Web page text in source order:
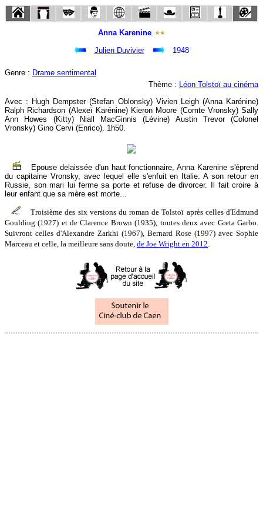
Anna Karenine
Julien Duvivier
1948
Genre : Drame sentimental
Thème : Léon Tolstoï au cinéma
Avec : Hugh Dempster (Stefan Oblonsky) Vivien Leigh (Anna Karénine)
Ralph Richardson (Alexeï Karénine) Kieron Moore (Comte Vronsky) Sally
Ann Howes (Kitty) Niall MacGinnis (Lévine) Austin Trevor (Colonel
Vronsky) Gino Cervi (Enrico). 1h50.
Epouse delaissée d'un haut fonctionnaire, Anna Karenine s'éprend
du capitaine Vronsky, avec lequel elle s'enfuit en Italie. A son retour en
Russie, son mari lui ferme sa porte et refuse de divorcer. Il fait croire à
leur enfant que sa mère est morte...
Troisième des six versions du roman de Tolstoï après celles d'Edmund
Goulding (1927) et de Clarence Brown (1935), toutes deux avec Greta Garbo.
Suivront celles d'Alexandre Zarkhi (1967), Bernard Rose (1997) avec Sophie
Marceau et celle, la meilleure sans doute, de Joe Wright en 2012